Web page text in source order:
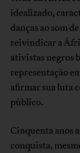
idealizado,
danças ao som
reivindicar a
ativistas negros
representação
afirmar sua luta
público.
Cinquenta anos
conquista,